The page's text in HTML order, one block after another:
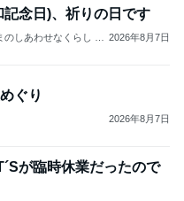
念日)、祈りの日です
のしあわせなくらし ―
2026年8月7日
ぐり
2026年8月7日
が臨時休業だったので